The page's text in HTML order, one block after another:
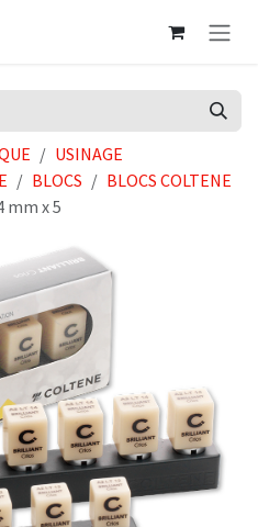
USINAGE
BLOCS
BLOCS COLTENE
mm x 5